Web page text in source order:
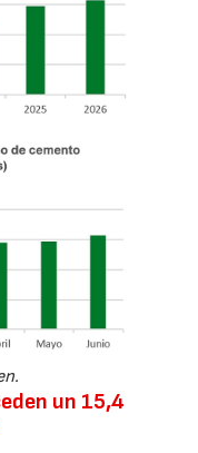
un 15,4